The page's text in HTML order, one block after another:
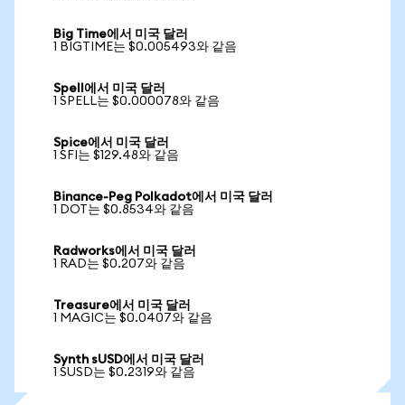
Big Time에서 미국 달러
1 BIGTIME는 $0.005493와 같음
Spell에서 미국 달러
1 SPELL는 $0.000078와 같음
Spice에서 미국 달러
1 SFI는 $129.48와 같음
Binance-Peg Polkadot에서 미국 달러
1 DOT는 $0.8534와 같음
Radworks에서 미국 달러
1 RAD는 $0.207와 같음
Treasure에서 미국 달러
1 MAGIC는 $0.0407와 같음
Synth sUSD에서 미국 달러
1 SUSD는 $0.2319와 같음